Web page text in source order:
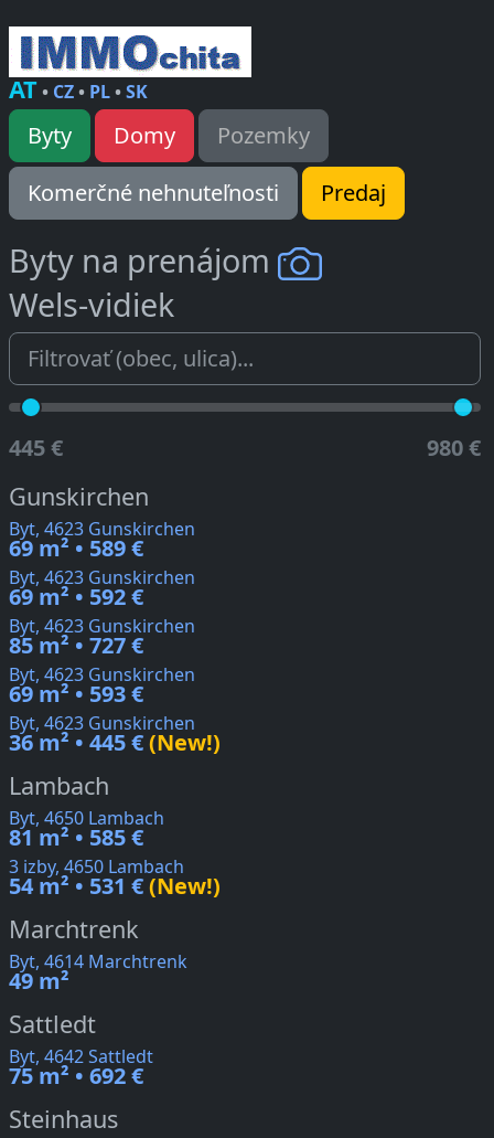
AT• CZ• PL•SK
Byty Domy
Pozemky
Komerčné nehnuteľnosti
Predaj
Byty na prenájom
Wels-vidiek
445 € 980 €
Gunskirchen
Byt, 4623 Gunskirchen
69 m² • 589 €
Byt, 4623 Gunskirchen
69 m² • 592 €
Byt, 4623 Gunskirchen
85 m² • 727 €
Byt, 4623 Gunskirchen
69 m² • 593 €
Byt, 4623 Gunskirchen
36 m² • 445 €(New!)
Lambach
Byt, 4650 Lambach
81 m² • 585 €
3 izby, 4650 Lambach
54 m² • 531 €(New!)
Marchtrenk
Byt, 4614 Marchtrenk
49 m²
Sattledt
Byt, 4642 Sattledt
75 m² • 692 €
Steinhaus